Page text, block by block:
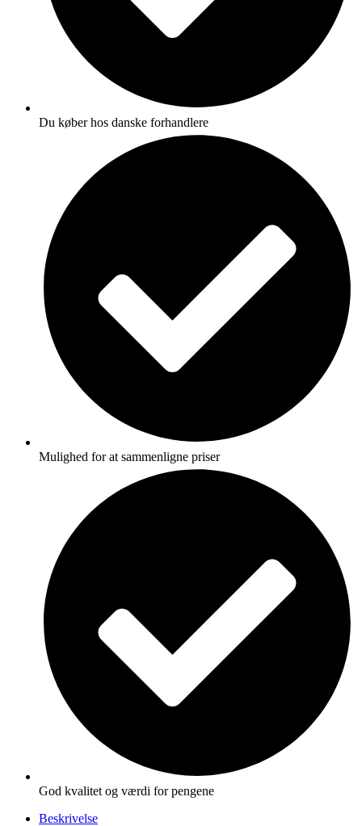
Du køber hos danske forhandlere
Mulighed for at sammenligne priser
God kvalitet og værdi for pengene
Beskrivelse